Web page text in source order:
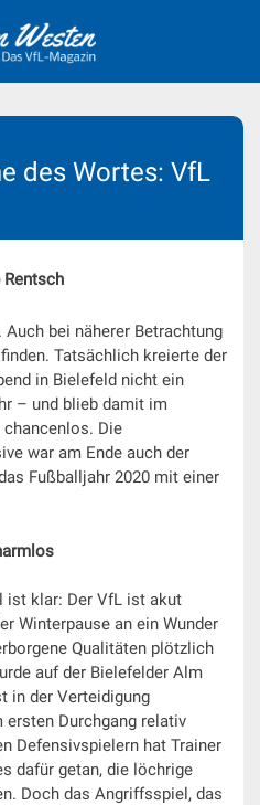
des Wortes: VfL
Rentsch
bei näherer Betrachtung
Tatsächlich kreierte der
in Bielefeld nicht ein
– und blieb damit im
Die
war am Ende auch der
Fußballjahr 2020 mit einer
ist klar: Der VfL ist akut
Winterpause an ein Wunder
Qualitäten plötzlich
auf der Bielefelder Alm
in der Verteidigung
Durchgang relativ
Defensivspielern hat Trainer
dafür getan, die löchrige
Doch das Angriffsspiel, das